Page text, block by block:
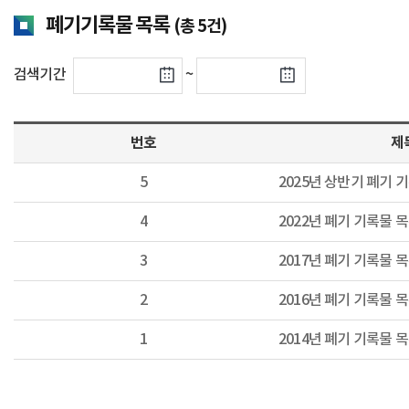
폐기기록물 목록 (총 5건)
검색기간 ~
번호 제
5 2025년 상반기 폐기
4 2022년 폐기 기록물
3 2017년 폐기 기록물
2 2016년 폐기 기록물
1 2014년 폐기 기록물